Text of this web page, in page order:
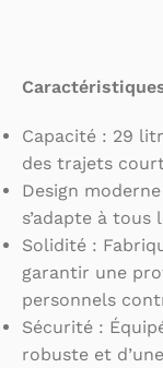
Capacité : 29
des trajets
Design
s’adapte à
Solidité :
garantir une
personnels
Sécurité :
robuste et